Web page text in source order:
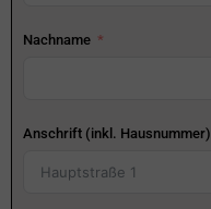
Nachname
Anschrift (inkl. Hausnummer)